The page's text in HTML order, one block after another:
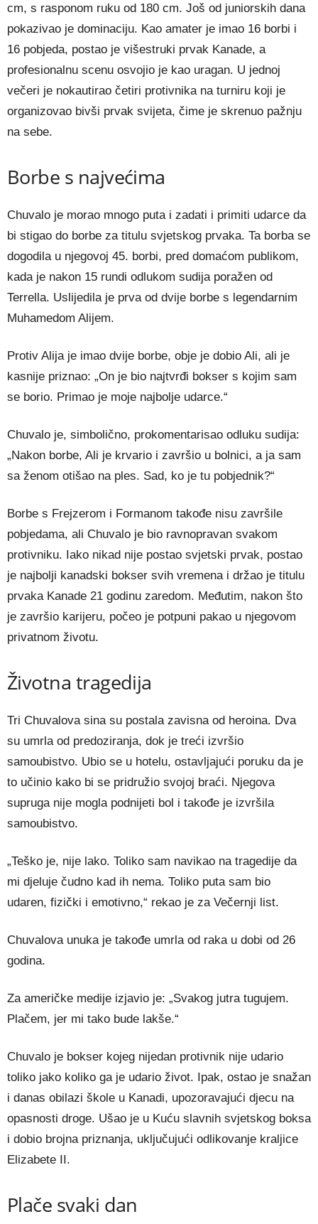
cm, s rasponom ruku od 180 cm. Još od juniorskih dana
pokazivao je dominaciju. Kao amater je imao 16 borbi i
16 pobjeda, postao je višestruki prvak Kanade, a
profesionalnu scenu osvojio je kao uragan. U jednoj
večeri je nokautirao četiri protivnika na turniru koji je
organizovao bivši prvak svijeta, čime je skrenuo pažnju
na sebe.
Borbe s najvećima
Chuvalo je morao mnogo puta i zadati i primiti udarce da
bi stigao do borbe za titulu svjetskog prvaka. Ta borba se
dogodila u njegovoj 45. borbi, pred domaćom publikom,
kada je nakon 15 rundi odlukom sudija poražen od
Terrella. Uslijedila je prva od dvije borbe s legendarnim
Muhamedom Alijem.
Protiv Alija je imao dvije borbe, obje je dobio Ali, ali je
kasnije priznao: „On je bio najtvrđi bokser s kojim sam
se borio. Primao je moje najbolje udarce.“
Chuvalo je, simbolično, prokomentarisao odluku sudija:
„Nakon borbe, Ali je krvario i završio u bolnici, a ja sam
sa ženom otišao na ples. Sad, ko je tu pobjednik?“
Borbe s Frejzerom i Formanom takođe nisu završile
pobjedama, ali Chuvalo je bio ravnopravan svakom
protivniku. Iako nikad nije postao svjetski prvak, postao
je najbolji kanadski bokser svih vremena i držao je titulu
prvaka Kanade 21 godinu zaredom. Međutim, nakon što
je završio karijeru, počeo je potpuni pakao u njegovom
privatnom životu.
Životna tragedija
Tri Chuvalova sina su postala zavisna od heroina. Dva
su umrla od predoziranja, dok je treći izvršio
samoubistvo. Ubio se u hotelu, ostavljajući poruku da je
to učinio kako bi se pridružio svojoj braći. Njegova
supruga nije mogla podnijeti bol i takođe je izvršila
samoubistvo.
„Teško je, nije lako. Toliko sam navikao na tragedije da
mi djeluje čudno kad ih nema. Toliko puta sam bio
udaren, fizički i emotivno,“ rekao je za Večernji list.
Chuvalova unuka je takođe umrla od raka u dobi od 26
godina.
Za američke medije izjavio je: „Svakog jutra tugujem.
Plačem, jer mi tako bude lakše.“
Chuvalo je bokser kojeg nijedan protivnik nije udario
toliko jako koliko ga je udario život. Ipak, ostao je snažan
i danas obilazi škole u Kanadi, upozoravajući djecu na
opasnosti droge. Ušao je u Kuću slavnih svjetskog boksa
i dobio brojna priznanja, uključujući odlikovanje kraljice
Elizabete II.
Plače svaki dan